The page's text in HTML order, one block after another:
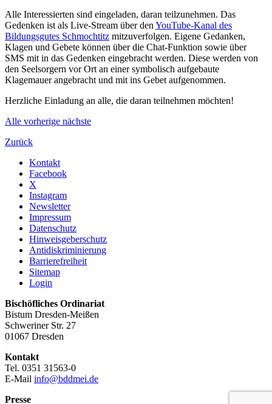
Alle Interessierten sind eingeladen, daran teilzunehmen. Das
Gedenken ist als Live-Stream über den YouTube-Kanal des
Bildungsgutes Schmochtitz mitzuverfolgen. Eigene Gedanken,
Klagen und Gebete können über die Chat-Funktion sowie über
SMS mit in das Gedenken eingebracht werden. Diese werden von
den Seelsorgern vor Ort an einer symbolisch aufgebaute
Klagemauer angebracht und mit ins Gebet aufgenommen.
Herzliche Einladung an alle, die daran teilnehmen möchten!
Alle vorherige nächste
Zurück
Kontakt
Facebook
X
Instagram
Newsletter
Impressum
Datenschutz
Hinweisgeberschutz
Antidiskriminierung
Barrierefreiheit
Sitemap
Login
Bischöfliches Ordinariat
Bistum Dresden-Meißen
Schweriner Str. 27
01067 Dresden
Kontakt
Tel. 0351 31563-0
E-Mail info@bddmei.de
Presse